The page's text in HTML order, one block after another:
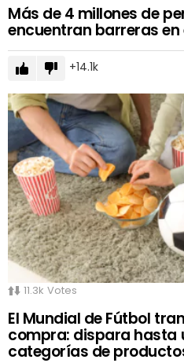
Más de 4 millones de
encuentran barreras
14.1k
11.3k Votes
El Mundial de Fútbol
compra: dispara hasta
categorías de